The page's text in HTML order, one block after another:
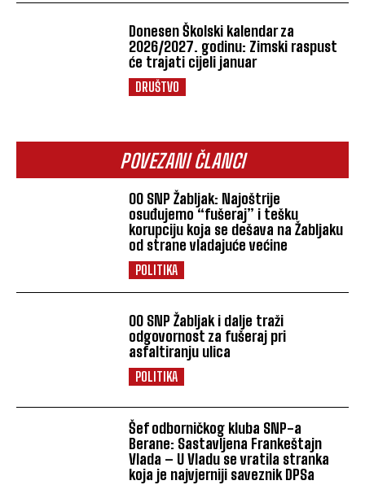
Donesen Školski kalendar za
2026/2027. godinu: Zimski raspust
će trajati cijeli januar
DRUŠTVO
POVEZANI ČLANCI
OO SNP Žabljak: Najoštrije
osuđujemo “fušeraj” i tešku
korupciju koja se dešava na Žabljaku
od strane vladajuće većine
POLITIKA
OO SNP Žabljak i dalje traži
odgovornost za fušeraj pri
asfaltiranju ulica
POLITIKA
Šef odborničkog kluba SNP-a
Berane: Sastavljena Frankeštajn
Vlada – U Vladu se vratila stranka
koja je najvjerniji saveznik DPSa